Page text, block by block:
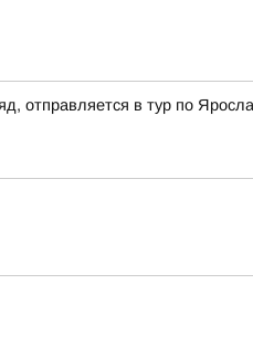
отправляется в тур по